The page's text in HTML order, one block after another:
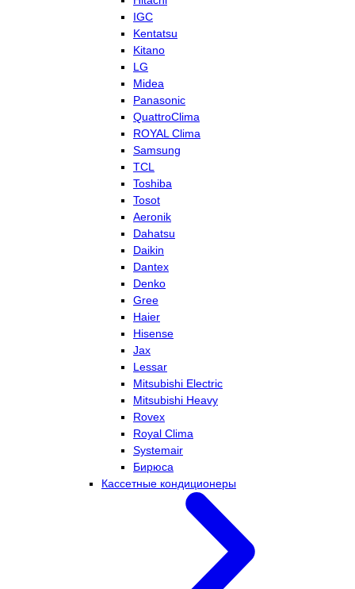
IGC
Kentatsu
Kitano
LG
Midea
Panasonic
QuattroClima
ROYAL Clima
Samsung
TCL
Toshiba
Tosot
Aeronik
Dahatsu
Daikin
Dantex
Denko
Gree
Haier
Hisense
Jax
Lessar
Mitsubishi Electric
Mitsubishi Heavy
Rovex
Royal Clima
Systemair
Бирюса
Кассетные кондиционеры